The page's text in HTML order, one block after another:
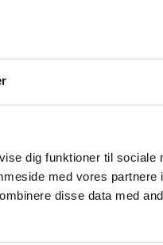
dig funktioner til sociale
med vores partnere
disse data med